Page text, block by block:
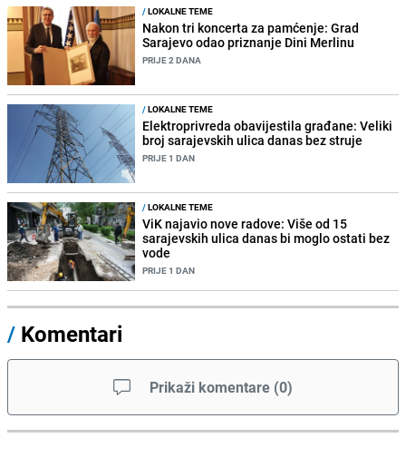
/LOKALNE TEME
Nakon tri koncerta za pamćenje: Grad
Sarajevo odao priznanje Dini Merlinu
PRIJE 2 DANA
/LOKALNE TEME
Elektroprivreda obavijestila građane: Veliki
broj sarajevskih ulica danas bez struje
PRIJE 1 DAN
/LOKALNE TEME
ViK najavio nove radove: Više od 15
sarajevskih ulica danas bi moglo ostati bez
vode
PRIJE 1 DAN
/ Komentari
Prikaži komentare (0)